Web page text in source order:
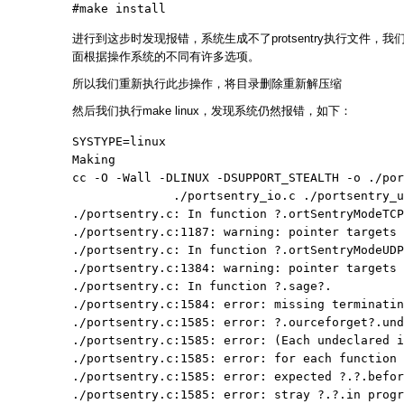
#make install
进行到这步时发现报错，系统生成不了protsentry执行文件，我
面根据操作系统的不同有许多选项。
所以我们重新执行此步操作，将目录删除重新解压缩
然后我们执行make linux，发现系统仍然报错，如下：
SYSTYPE=linux
Making
cc -O -Wall -DLINUX -DSUPPORT_STEALTH -
./portsentry_io.c ./
./portsentry.c: In function
./portsentry.c:1187: warning: pointer targets
./portsentry.c: In function
./portsentry.c:1384: warning: pointer targets
./portsentry.c: In function ?.sage?.
./portsentry.c:1584: error: missing
./portsentry.c:1585: error:
./portsentry.c:1585: error: (Each
./portsentry.c:1585: error: for each
./portsentry.c:1585: error: expected
./portsentry.c:1585: error: stray ?.?.in